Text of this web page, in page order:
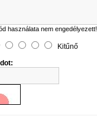
használata nem engedélyezett!
Kitűnő